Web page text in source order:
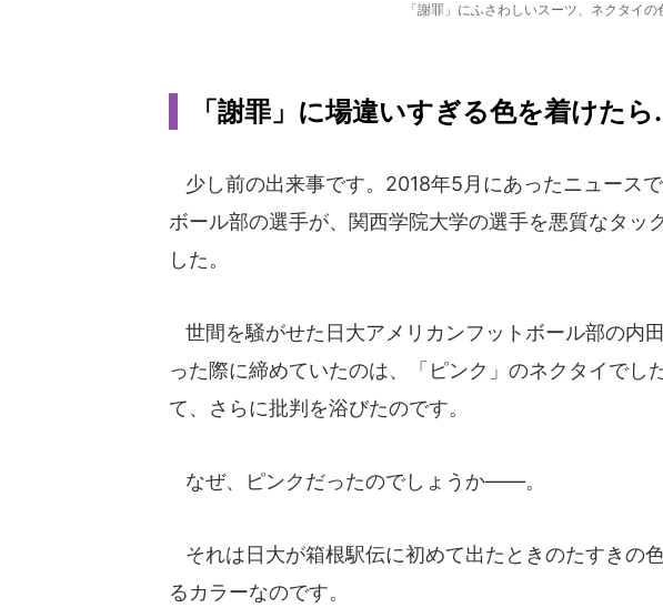
「謝罪」にふさわしいスーツ、ネクタイの
「謝罪」に場違いすぎる色を着けたら
少し前の出来事です。2018年5月にあったニュース
ボール部の選手が、関西学院大学の選手を悪質なタッ
した。
世間を騒がせた日大アメリカンフットボール部の内
った際に締めていたのは、「ピンク」のネクタイでし
て、さらに批判を浴びたのです。
なぜ、ピンクだったのでしょうか――。
それは日大が箱根駅伝に初めて出たときのたすきの
るカラーなのです。